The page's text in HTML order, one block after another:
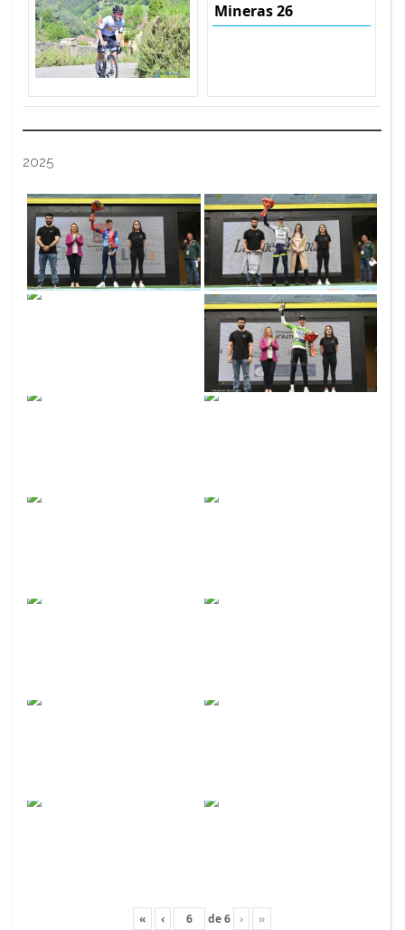
Mineras 26
2025
« ‹ de6 › »